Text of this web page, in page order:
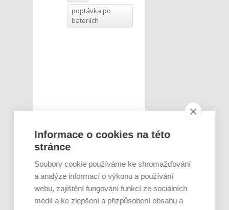
poptávka po
bateriích
Informace o cookies na této
stránce
Soubory cookie používáme ke shromažďování
a analýze informací o výkonu a používání
webu, zajištění fungování funkcí ze sociálních
médií a ke zlepšení a přizpůsobení obsahu a